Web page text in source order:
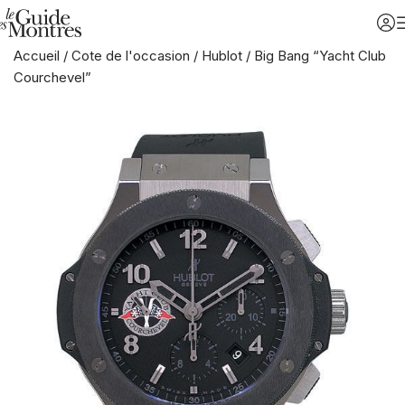
Accueil / Cote de l'occasion / Hublot / Big Bang “Yacht Club
Courchevel”